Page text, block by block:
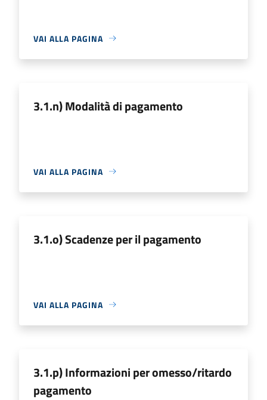
VAI ALLA PAGINA
3.1.n) Modalità di pagamento
VAI ALLA PAGINA
3.1.o) Scadenze per il pagamento
VAI ALLA PAGINA
3.1.p) Informazioni per omesso/ritardo
pagamento